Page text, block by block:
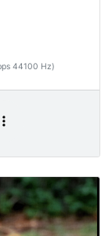
44100 Hz)